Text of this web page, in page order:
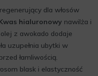
dla włosów
hialuronowy nawilża i
z awokado dodaje
uzupełnia ubytki w
łamliwością.
blask i elastyczność